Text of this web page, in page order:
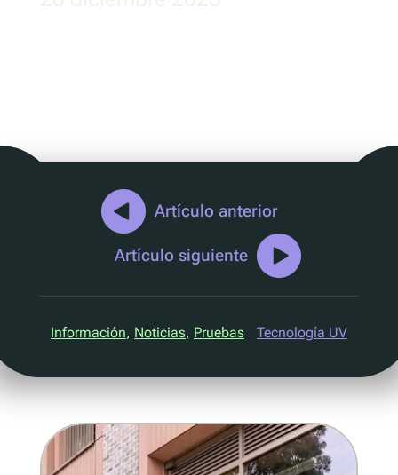
Ecotrace
Datos EPR
Clasificación mejorada
Lucozade
Co-Op
Aldi
Artículo anterior
Artículo siguiente
Información, Noticias, Pruebas Tecnología UV